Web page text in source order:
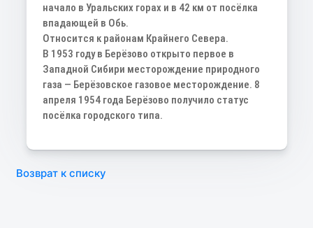
начало в Уральских горах и в 42 км от посёлка
впадающей в Обь.
Относится к районам Крайнего Севера.
В 1953 году в Берёзово открыто первое в
Западной Сибири месторождение природного
газа — Берёзовское газовое месторождение. 8
апреля 1954 года Берёзово получило статус
посёлка городского типа.
Возврат к списку